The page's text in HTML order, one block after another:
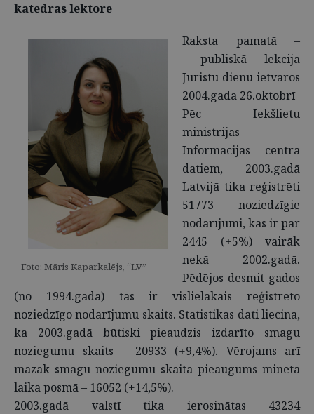
katedras lektore
Foto: Māris Kaparkalējs, “LV”
Raksta pamatā –
publiskā lekcija
Juristu dienu ietvaros
2004.gada 26.oktobrī
Pēc Iekšlietu
ministrijas
Informācijas centra
datiem, 2003.gadā
Latvijā tika reģistrēti
51773 noziedzīgie
nodarījumi, kas ir par
2445 (+5%) vairāk
nekā 2002.gadā.
Pēdējos desmit gados
(no 1994.gada) tas ir vislielākais reģistrēto
noziedzīgo nodarījumu skaits. Statistikas dati liecina,
ka 2003.gadā būtiski pieaudzis izdarīto smagu
noziegumu skaits – 20933 (+9,4%). Vērojams arī
mazāk smagu noziegumu skaita pieaugums minētā
laika posmā – 16052 (+14,5%).
2003.gadā valstī tika ierosinātas 43234